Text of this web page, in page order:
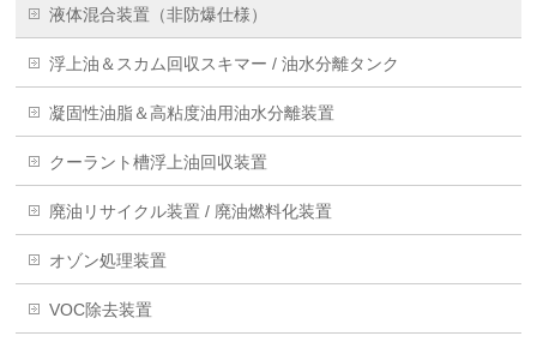
液体混合装置（非防爆仕様）
浮上油＆スカム回収スキマー / 油水分離タンク
凝固性油脂＆高粘度油用油水分離装置
クーラント槽浮上油回収装置
廃油リサイクル装置 / 廃油燃料化装置
オゾン処理装置
VOC除去装置